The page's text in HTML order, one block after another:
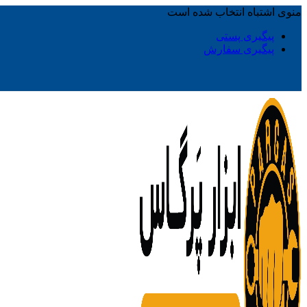
منوی اشتباه انتخاب شده است
پیگیری پستی
پیگیری سفارش